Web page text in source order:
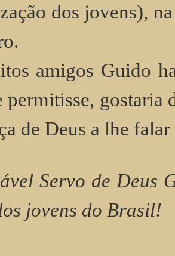
dos jovens),
amigos Guido
permitisse, gostaria
de Deus a lhe
Servo de Deus
jovens do Brasil!